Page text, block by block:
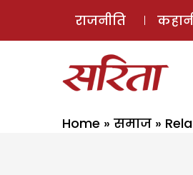
राजनीति
Home » समाज »